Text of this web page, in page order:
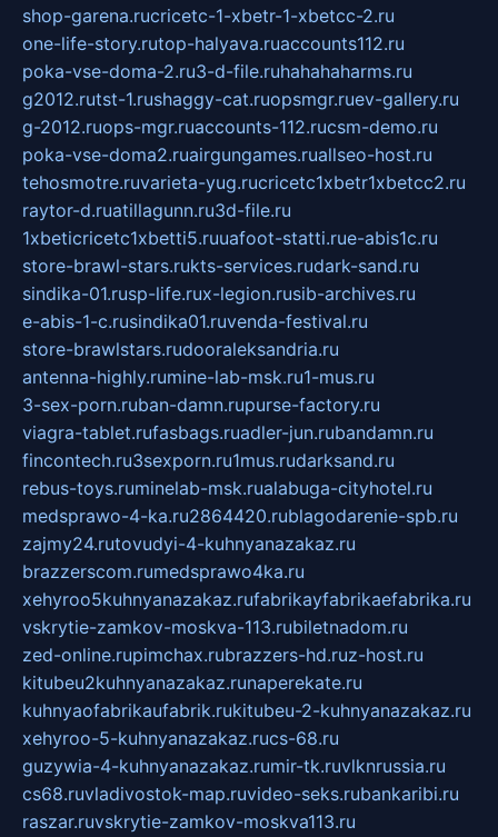
shop-garena.rucricetc-1-xbetr-1-xbetcc-2.ru
one-life-story.rutop-halyava.ruaccounts112.ru
poka-vse-doma-2.ru3-d-file.ruhahahaharms.ru
g2012.rutst-1.rushaggy-cat.ruopsmgr.ruev-gallery.ru
g-2012.ruops-mgr.ruaccounts-112.rucsm-demo.ru
poka-vse-doma2.ruairgungames.ruallseo-host.ru
tehosmotre.ruvarieta-yug.rucricetc1xbetr1xbetcc2.ru
raytor-d.ruatillagunn.ru3d-file.ru
1xbeticricetc1xbetti5.ruuafoot-statti.rue-abis1c.ru
store-brawl-stars.rukts-services.rudark-sand.ru
sindika-01.rusp-life.rux-legion.rusib-archives.ru
e-abis-1-c.rusindika01.ruvenda-festival.ru
store-brawlstars.rudooraleksandria.ru
antenna-highly.rumine-lab-msk.ru1-mus.ru
3-sex-porn.ruban-damn.rupurse-factory.ru
viagra-tablet.rufasbags.ruadler-jun.rubandamn.ru
fincontech.ru3sexporn.ru1mus.rudarksand.ru
rebus-toys.ruminelab-msk.rualabuga-cityhotel.ru
medsprawo-4-ka.ru2864420.rublagodarenie-spb.ru
zajmy24.rutovudyi-4-kuhnyanazakaz.ru
brazzerscom.rumedsprawo4ka.ru
xehyroo5kuhnyanazakaz.rufabrikayfabrikaefabrika.ru
vskrytie-zamkov-moskva-113.rubiletnadom.ru
zed-online.rupimchax.rubrazzers-hd.ruz-host.ru
kitubeu2kuhnyanazakaz.runaperekate.ru
kuhnyaofabrikaufabrik.rukitubeu-2-kuhnyanazakaz.ru
xehyroo-5-kuhnyanazakaz.rucs-68.ru
guzywia-4-kuhnyanazakaz.rumir-tk.ruvlknrussia.ru
cs68.ruvladivostok-map.ruvideo-seks.rubankaribi.ru
raszar.ruvskrytie-zamkov-moskva113.ru